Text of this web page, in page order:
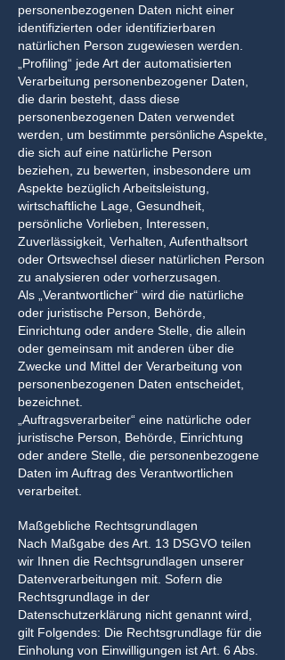
personenbezogenen Daten nicht einer
identifizierten oder identifizierbaren
natürlichen Person zugewiesen werden.
„Profiling“ jede Art der automatisierten
Verarbeitung personenbezogener Daten,
die darin besteht, dass diese
personenbezogenen Daten verwendet
werden, um bestimmte persönliche Aspekte,
die sich auf eine natürliche Person
beziehen, zu bewerten, insbesondere um
Aspekte bezüglich Arbeitsleistung,
wirtschaftliche Lage, Gesundheit,
persönliche Vorlieben, Interessen,
Zuverlässigkeit, Verhalten, Aufenthaltsort
oder Ortswechsel dieser natürlichen Person
zu analysieren oder vorherzusagen.
Als „Verantwortlicher“ wird die natürliche
oder juristische Person, Behörde,
Einrichtung oder andere Stelle, die allein
oder gemeinsam mit anderen über die
Zwecke und Mittel der Verarbeitung von
personenbezogenen Daten entscheidet,
bezeichnet.
„Auftragsverarbeiter“ eine natürliche oder
juristische Person, Behörde, Einrichtung
oder andere Stelle, die personenbezogene
Daten im Auftrag des Verantwortlichen
verarbeitet.
Maßgebliche Rechtsgrundlagen
Nach Maßgabe des Art. 13 DSGVO teilen
wir Ihnen die Rechtsgrundlagen unserer
Datenverarbeitungen mit. Sofern die
Rechtsgrundlage in der
Datenschutzerklärung nicht genannt wird,
gilt Folgendes: Die Rechtsgrundlage für die
Einholung von Einwilligungen ist Art. 6 Abs.